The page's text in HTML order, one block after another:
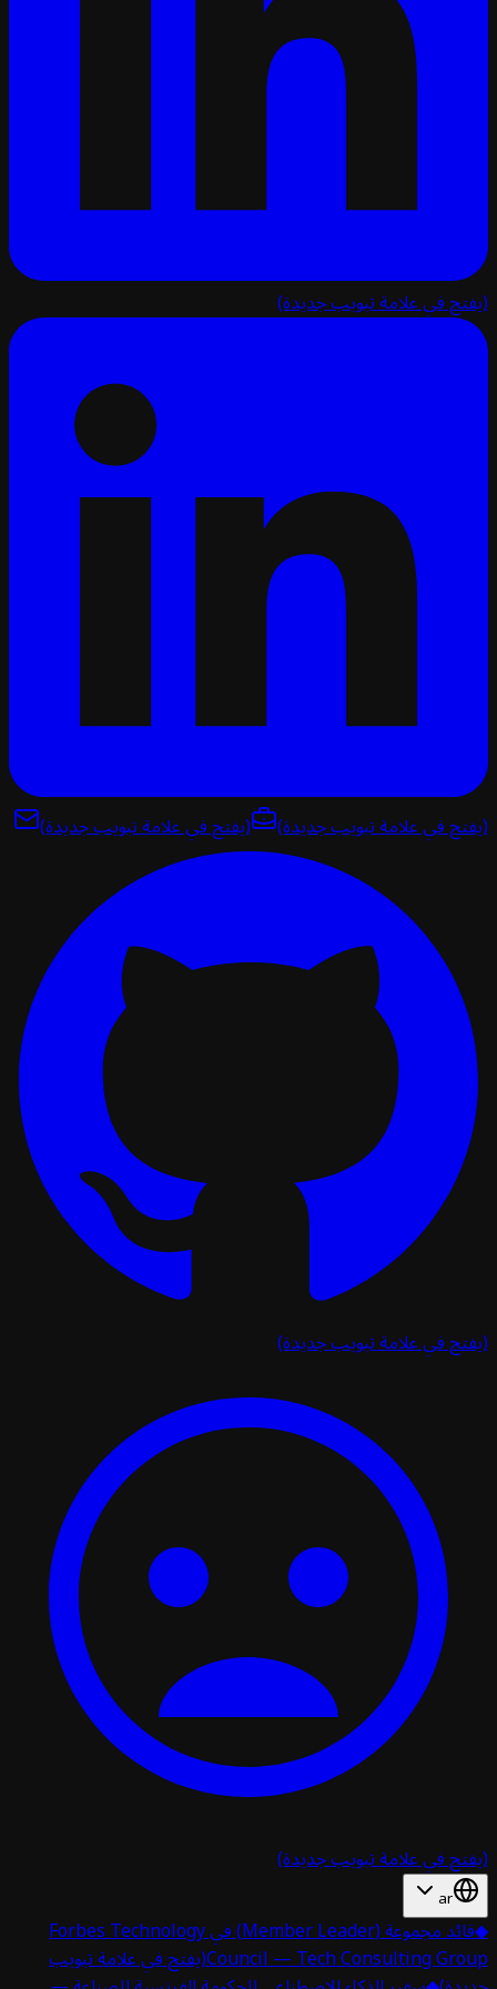
في علامة تبويب جديدة)
في علامة تبويب جديدة) (يفتح في علامة تبويب جديدة)
في علامة تبويب جديدة)
في علامة تبويب جديدة)
ar
قائد مجموعة (Member Leader) في Forbes Technology
Council — Tech Consulting(يفتح في علامة تبويب